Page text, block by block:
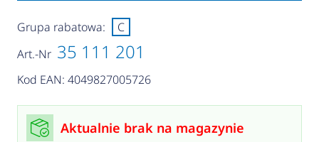
Art.-Nr 35 111 201
Kod EAN: 4049827005726
Grupa rabatowa: C
Aktualnie brak na magazynie